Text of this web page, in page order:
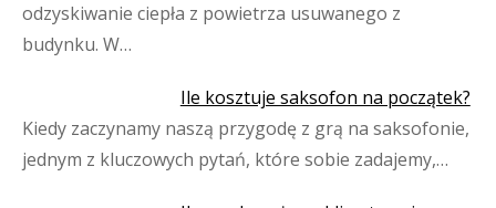
odzyskiwanie ciepła z powietrza usuwanego z
budynku. W…
Ile kosztuje saksofon na początek?
Kiedy zaczynamy naszą przygodę z grą na saksofonie,
jednym z kluczowych pytań, które sobie zadajemy,…